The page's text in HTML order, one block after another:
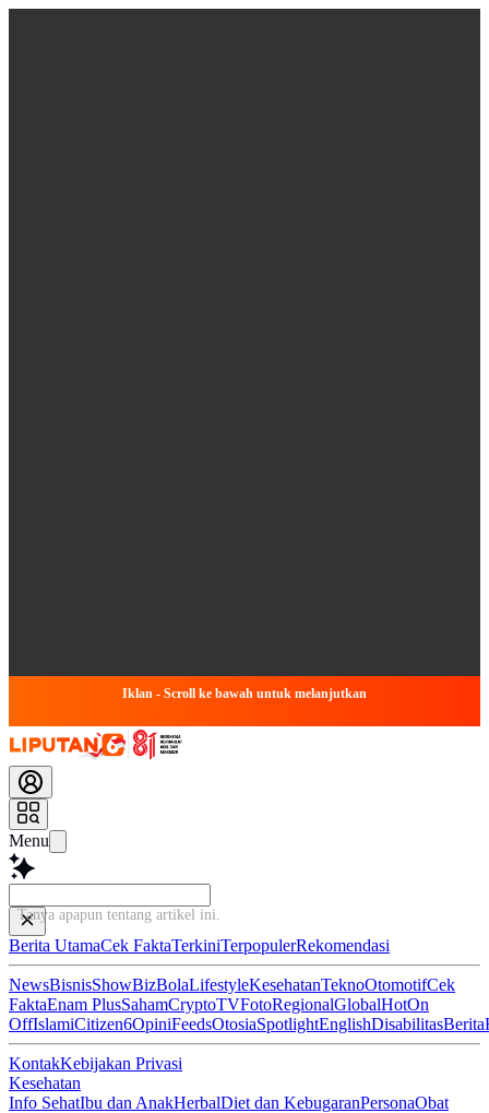
Iklan - Scroll ke bawah untuk melanjutkan
Menu
Tanya apapun tentang ar
Berita UtamaCek FaktaTerkiniTerpopulerRekomendasi
NewsBisnisShowBizBolaLifestyleKesehatanTeknoOtomotifCek
FaktaEnam PlusSahamCryptoTVFotoRegionalGlobalHotOn
OffIslamiCitizen6OpiniFeedsOtosiaSpotlightEnglishDisabilitasBerita
KontakKebijakan Privasi
Kesehatan
Info SehatIbu dan AnakHerbalDiet dan KebugaranPersonaObat